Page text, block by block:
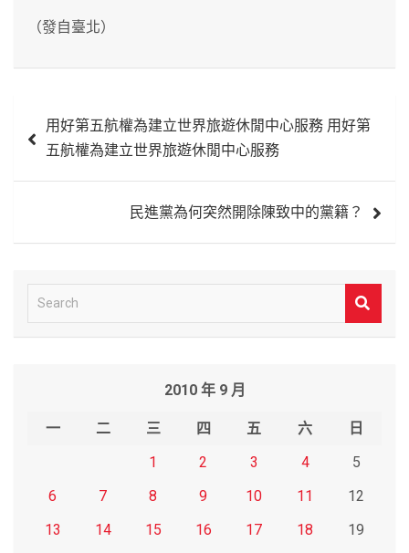
（發自臺北）
章
用好第五航權為建立世界旅遊休閒中心服務 用好第
五航權為建立世界旅遊休閒中心服務
民進黨為何突然開除陳致中的黨籍？
e
2010 年 9 月
一 二 三 四 五 六
日
1
2 3 4
5
6
7 8 9 10 11
12
13
14 15 16 17 18
19